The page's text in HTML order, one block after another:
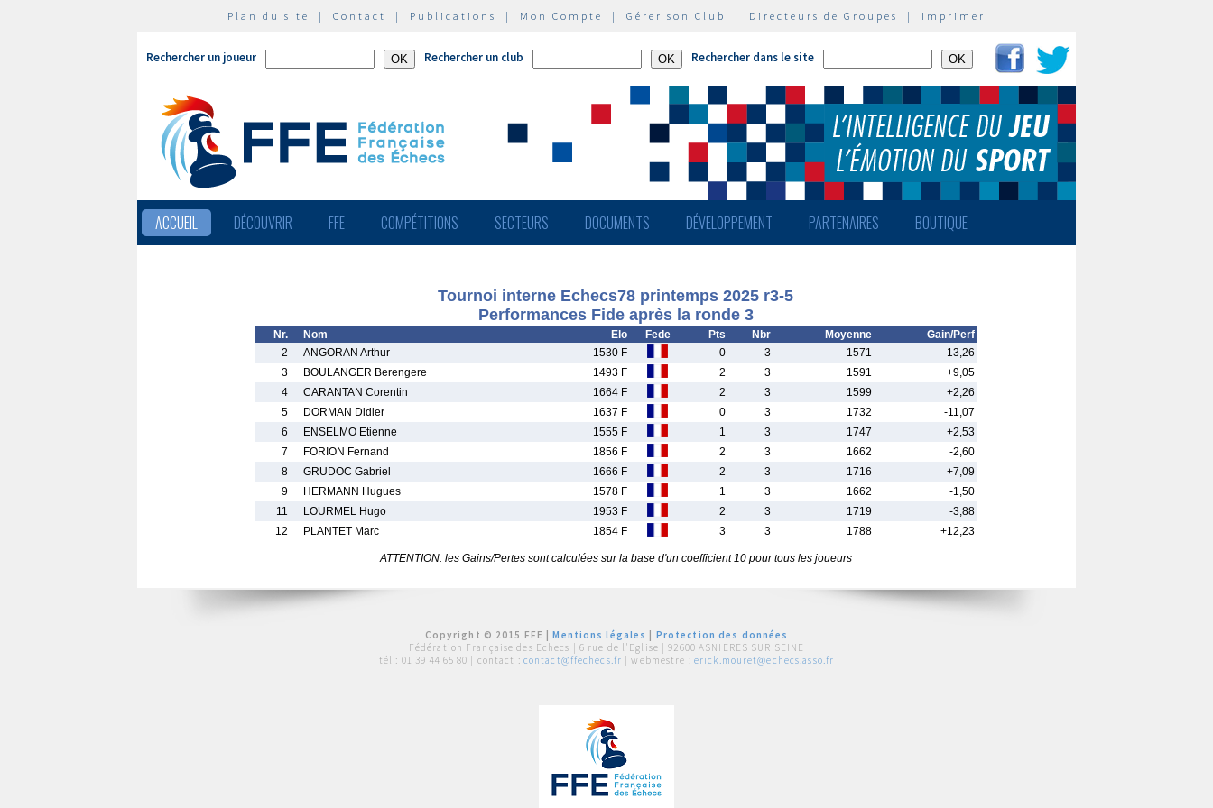
Plan du site | Contact | Publications | Mon Compte | Gérer son Club | Directeurs de Groupes | Imprimer
Rechercher un joueur Rechercher un club Rechercher dans le site
ACCUEIL DÉCOUVRIR FFE COMPÉTITIONS SECTEURS DOCUMENTS DÉVELOPPEMENT PARTENAIRES BOUTIQUE
Tournoi interne Echecs78 printemps 2025 r3-5
Performances Fide après la ronde 3
Nr. Nom Elo Fede Pts Nbr Moyenne
Gain/Perf
2
ANGORAN Arthur 1530 F 0 3 1571
-13,26
3
BOULANGER Berengere 1493 F 2 3 1591
+9,05
4
CARANTAN Corentin 1664 F 2 3 1599
+2,26
5
DORMAN Didier 1637 F 0 3 1732
-11,07
6
ENSELMO Etienne 1555 F 1 3 1747
+2,53
7
FORION Fernand 1856 F 2 3 1662
-2,60
8
GRUDOC Gabriel 1666 F 2 3 1716
+7,09
9
HERMANN Hugues 1578 F 1 3 1662
-1,50
11
LOURMEL Hugo 1953 F 2 3 1719
-3,88
12
PLANTET Marc 1854 F 3 3 1788 +12,23
ATTENTION: les Gains/Pertes sont calculées sur la base d'un coefficient 10 pour tous les joueurs
Copyright © 2015 FFE |Mentions légales
Protection des données
Fédération Française des Echecs | 6 rue de l'Eglise | 92600 ASNIERES SUR SEINE
tél : 01 39 44 65 80 | contact : contact@ffechecs.fr | webmestre : erick.mouret@echecs.asso.fr